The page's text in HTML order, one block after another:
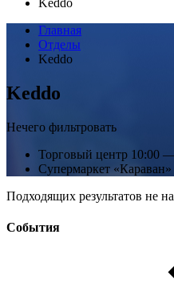
Keddo
Главная
Отделы
Keddo
Keddo
Нечего фильтровать
Торговый центр 10:00
Супермаркет «Караван»
Подходящих результатов не
События